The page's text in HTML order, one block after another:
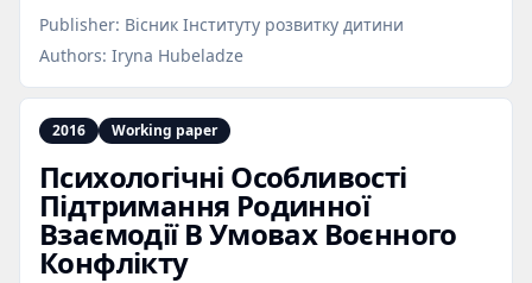
Publisher: Вісник Інституту розвитку дитини
Authors: Iryna Hubeladze
2016 Working paper
Психологічні Особливості
Підтримання Родинної
Взаємодії В Умовах Воєнного
Конфлікту